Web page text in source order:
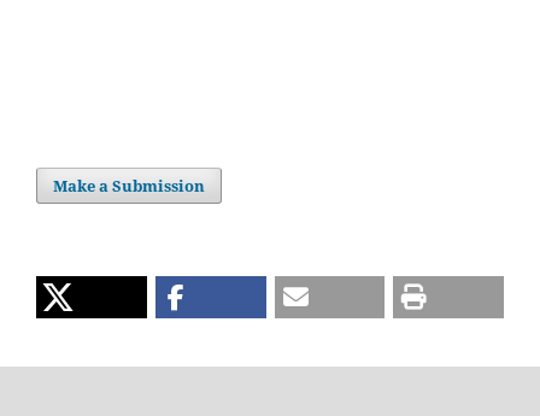
Make a Submission